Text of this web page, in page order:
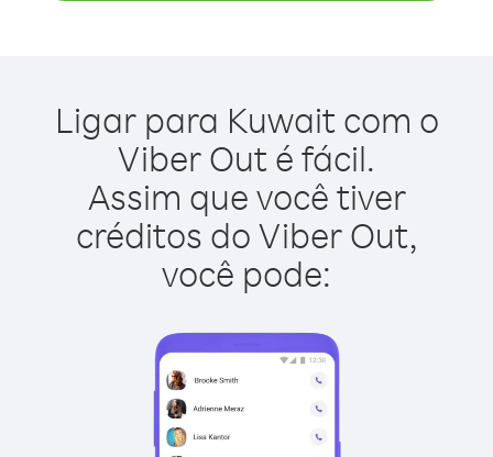
Ligar para Kuwait com o
Viber Out é fácil.
Assim que você tiver
créditos do Viber Out,
você pode: